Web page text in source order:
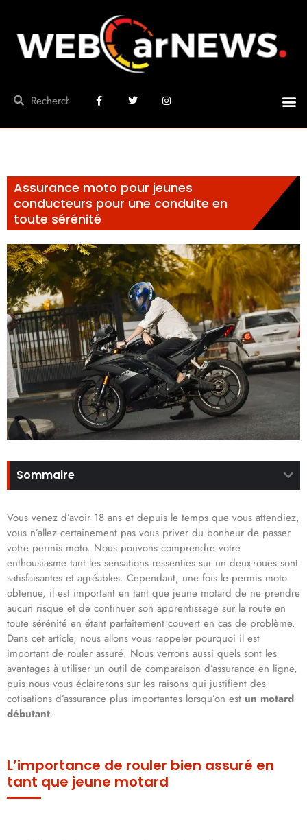
Assurance moto pour jeunes
conducteurs pour une conduite en
toute sérénité
Sommaire
Vous venez d’avoir 18 ans et depuis le temps que vous attendiez,
vous n’allez certainement pas vous priver du bonheur de passer
votre permis moto. Nous pouvons comprendre votre
enthousiasme tant les sensations ressenties sur un deux-roues sont
satisfaisantes et agréables. Cependant, une fois le permis moto
obtenue, il est important en tant que jeune motard de ne prendre
aucun risque et de continuer son apprentissage sur la route en
toute sérénité en étant parfaitement couvert en cas de problème.
Dans cet article, nous allons vous rappeler pourquoi il est
important de rouler assuré. Nous verrons aussi quels sont les
avantages à utiliser un outil de comparaison d’assurance en ligne,
puis nous vous éclairerons sur les raisons qui justifient des
cotisations d’assurance plus importantes lorsqu’on est un motard
débutant.
L’importance de rouler bien assuré en
tant que jeune motard